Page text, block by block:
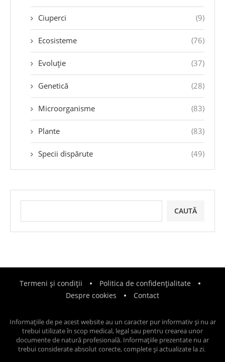
Ciuperci (9)
Ecosisteme (76)
Evoluție (37)
Genetică (28)
Microorganisme (83)
Plante (83)
Specii dispărute (49)
CAUTĂ
Termeni și condiții
Politica de confidențialitate
Despre cookies
Contact
Informațiile de pe acest website au un caracter pur informativ și nu ar
trebui utilizate în scop medical, legal sau pentru crearea unor
documente de natură profesională. Informațiile prezentate nu ar
trebui considerate absolut corecte, complete și actualizate la zi.